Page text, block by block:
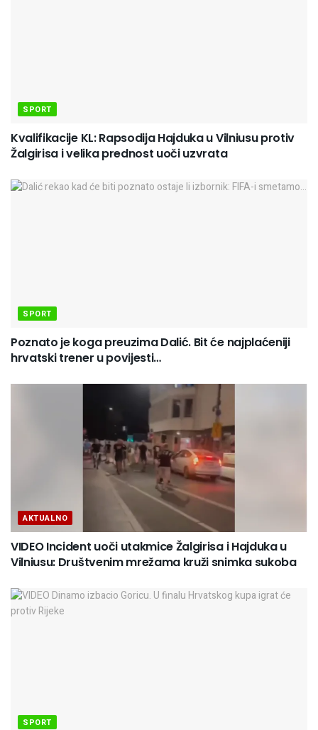
SPORT
Kvalifikacije KL: Rapsodija Hajduka u Vilniusu protiv
Žalgirisa i velika prednost uoči uzvrata
SPORT
Poznato je koga preuzima Dalić. Bit će najplaćeniji
hrvatski trener u povijesti…
AKTUALNO
VIDEO Incident uoči utakmice Žalgirisa i Hajduka u
Vilniusu: Društvenim mrežama kruži snimka sukoba
SPORT